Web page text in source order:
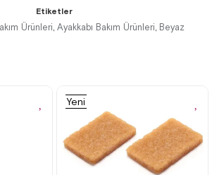
Yeni
Etiketler
Ürünleri, Ayakkabı Bakım Ürünleri, Beyaz